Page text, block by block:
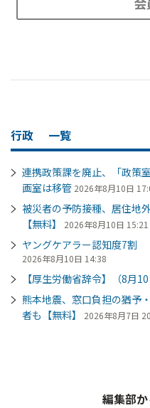
行政 一覧
連携政策課を廃止、「政
画室は移管 2026年8月10日
被災者の予防接種、居住
【無料】
2026年8月10日 15:21
ヤングケアラー認知度7
2026年8月10日 14:38
【厚生労働省辞令】（8月10
熊本地震、窓口負担の猶
者も【無料】
2026年8月7日
編集部